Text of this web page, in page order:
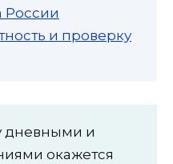
России
и проверку
дневными и
окажется